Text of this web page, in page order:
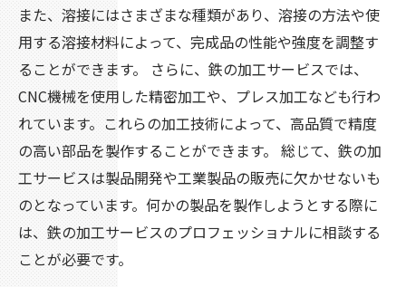
また、溶接にはさまざまな種類があり、溶接の方法や使
用する溶接材料によって、完成品の性能や強度を調整す
ることができます。 さらに、鉄の加工サービスでは、
CNC機械を使用した精密加工や、プレス加工なども行わ
れています。これらの加工技術によって、高品質で精度
の高い部品を製作することができます。 総じて、鉄の加
工サービスは製品開発や工業製品の販売に欠かせないも
のとなっています。何かの製品を製作しようとする際に
は、鉄の加工サービスのプロフェッショナルに相談する
ことが必要です。